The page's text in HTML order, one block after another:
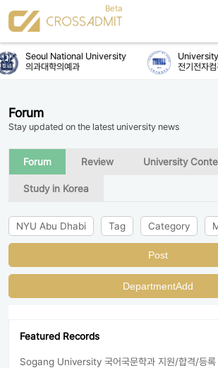
Seoul National University
의과대학의예과
전기전자컴
Forum
Stay updated on the latest university news
Forum Review University
Study in Korea
NYU Abu Dhabi Tag Category
Post
DepartmentAdd
Featured Records
Sogang University 국어국문학과 지원/합격/등록